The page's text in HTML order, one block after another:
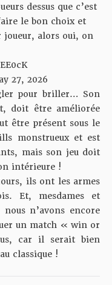
dessus que c’est
le bon choix et
joueur, alors oui, on
27, 2026
pour briller… Son
doit être améliorée
être présent sous le
monstrueux et est
mais son jeu doit
intérieure !
ils ont les armes
Et, mesdames et
n’avons encore
un match « win or
car il serait bien
classique !